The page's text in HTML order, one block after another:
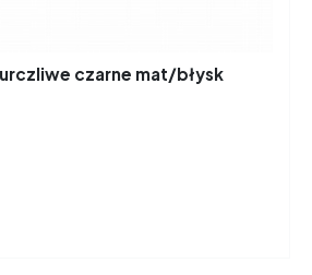
czarne mat/błysk